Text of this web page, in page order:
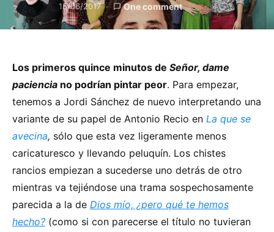
15/06/2017 One comment
Los primeros quince minutos de Señor, dame
paciencia no podrían pintar peor. Para empezar,
tenemos a Jordi Sánchez de nuevo interpretando una
variante de su papel de Antonio Recio en La que se
avecina, sólo que esta vez ligeramente menos
caricaturesco y llevando peluquín. Los chistes
rancios empiezan a sucederse uno detrás de otro
mientras va tejiéndose una trama sospechosamente
parecida a la de Dios mío, ¿pero qué te hemos
hecho? (como si con parecerse el título no tuvieran